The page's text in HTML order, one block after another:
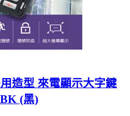
造型 來電顯示大字鍵
(黑)